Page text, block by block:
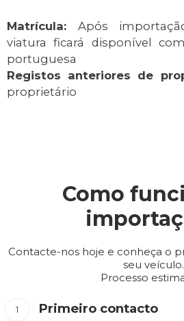
Matrícula: Após
viatura ficará disponível
portuguesa
Registos anteriores de
proprietário
Como
Contacte-nos hoje e conheça o
seu veículo.
Processo
Primeiro contacto